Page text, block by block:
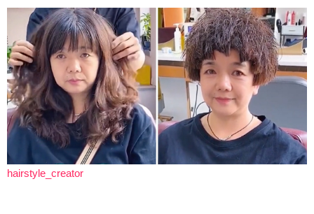
hairstyle_creator